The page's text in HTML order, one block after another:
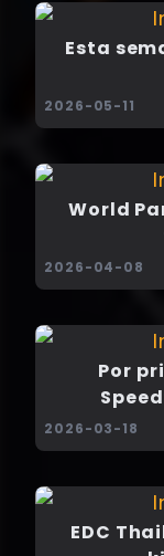
Esta
2026-05-11
World
2026-04-08
Por
2026-03-18
EDC